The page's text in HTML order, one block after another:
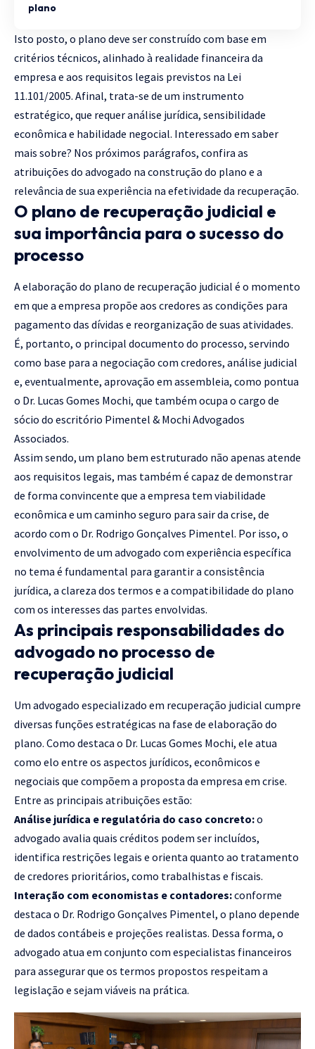
plano
Isto posto, o plano deve ser construído com base em
critérios técnicos, alinhado à realidade financeira da
empresa e aos requisitos legais previstos na Lei
11.101/2005. Afinal, trata-se de um instrumento
estratégico, que requer análise jurídica, sensibilidade
econômica e habilidade negocial. Interessado em saber
mais sobre? Nos próximos parágrafos, confira as
atribuições do advogado na construção do plano e a
relevância de sua experiência na efetividade da recuperação.
O plano de recuperação judicial e
sua importância para o sucesso do
processo
A elaboração do plano de recuperação judicial é o momento
em que a empresa propõe aos credores as condições para
pagamento das dívidas e reorganização de suas atividades.
É, portanto, o principal documento do processo, servindo
como base para a negociação com credores, análise judicial
e, eventualmente, aprovação em assembleia, como pontua
o Dr. Lucas Gomes Mochi, que também ocupa o cargo de
sócio do escritório Pimentel & Mochi Advogados
Associados.
Assim sendo, um plano bem estruturado não apenas atende
aos requisitos legais, mas também é capaz de demonstrar
de forma convincente que a empresa tem viabilidade
econômica e um caminho seguro para sair da crise, de
acordo com o Dr. Rodrigo Gonçalves Pimentel. Por isso, o
envolvimento de um advogado com experiência específica
no tema é fundamental para garantir a consistência
jurídica, a clareza dos termos e a compatibilidade do plano
com os interesses das partes envolvidas.
As principais responsabilidades do
advogado no processo de
recuperação judicial
Um advogado especializado em recuperação judicial cumpre
diversas funções estratégicas na fase de elaboração do
plano. Como destaca o Dr. Lucas Gomes Mochi, ele atua
como elo entre os aspectos jurídicos, econômicos e
negociais que compõem a proposta da empresa em crise.
Entre as principais atribuições estão:
Análise jurídica e regulatória do caso concreto:o
advogado avalia quais créditos podem ser incluídos,
identifica restrições legais e orienta quanto ao tratamento
de credores prioritários, como trabalhistas e fiscais.
Interação com economistas e contadores:conforme
destaca o Dr. Rodrigo Gonçalves Pimentel, o plano depende
de dados contábeis e projeções realistas. Dessa forma, o
advogado atua em conjunto com especialistas financeiros
para assegurar que os termos propostos respeitam a
legislação e sejam viáveis na prática.